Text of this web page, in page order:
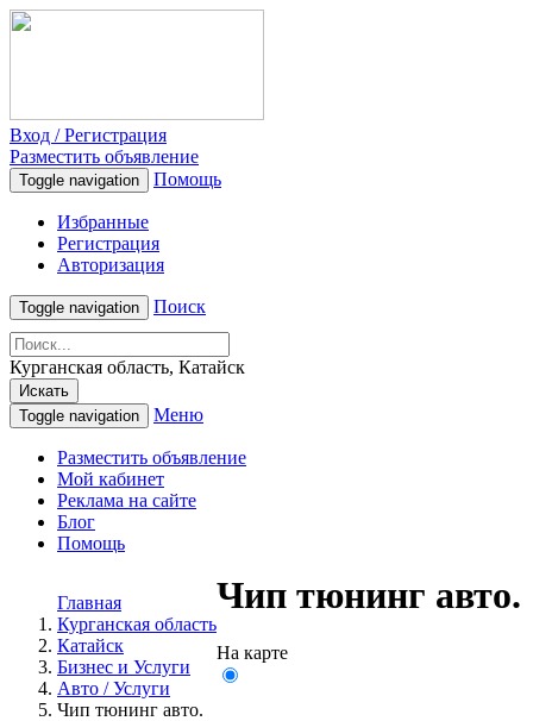
Вход / Регистрация
Разместить объявление
Toggle navigation Помощь
Избранные
Регистрация
Авторизация
Toggle navigation Поиск
Курганская область, Катайск
Искать
Toggle navigation
Меню
Разместить объявление
Мой кабинет
Реклама на сайте
Блог
Помощь
Главная
Курганская область
Катайск
Бизнес и Услуги
Авто / Услуги
Чип тюнинг авто.
Чип тюнинг авто.
На карте